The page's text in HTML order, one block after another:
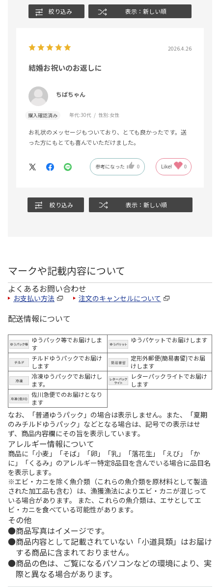
絞り込み 表示：新しい順
2026.4.26
結婚お祝いのお返しに
ちばちゃん
購入確認済み 年代:30代 性別:女性
お礼状のメッセージもついており、とても良かったです。送
った方にもとても喜んでいただけました。
参考になった 0 Like! 0
絞り込み 表示：新しい順
マークや記載内容について
よくあるお問い合わせ
お支払い方法 注文のキャンセルについて
配送情報について
ゆうパック等でお届けしま
す
ゆうパケットでお届けします
チルドゆうパックでお届け
します
定形外郵便(簡易書留)でお届
けします
冷凍ゆうパックでお届けし
ます。
レターパックライトでお届け
します
佐川急便でのお届けとなり
ます
なお、「普通ゆうパック」の場合は表示しません。また、「夏期
のみチルドゆうパック」などとなる場合は、記号での表示はせ
ず、商品内容欄にその旨を表示しています。
アレルギー情報について
商品に「小麦」「そば」「卵」「乳」「落花生」「えび」「か
に」「くるみ」のアレルギー特定8品目を含んでいる場合に品目名
を表示します。
※エビ・カニを除く魚介類（これらの魚介類を原材料として製造
された加工品も含む）は、漁獲漁法によりエビ・カニが混じって
いる場合があります。 また、これらの魚介類は、エサとしてエ
ビ・カニを食べている可能性があります。
その他
商品写真はイメージです。
商品内容として記載されていない「小道具類」はお届け
する商品に含まれておりません。
商品の色は、ご覧になるパソコンなどの環境により、実
際と異なる場合があります。